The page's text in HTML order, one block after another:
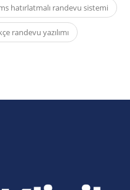
hatırlatmalı randevu sistemi
randevu yazılımı